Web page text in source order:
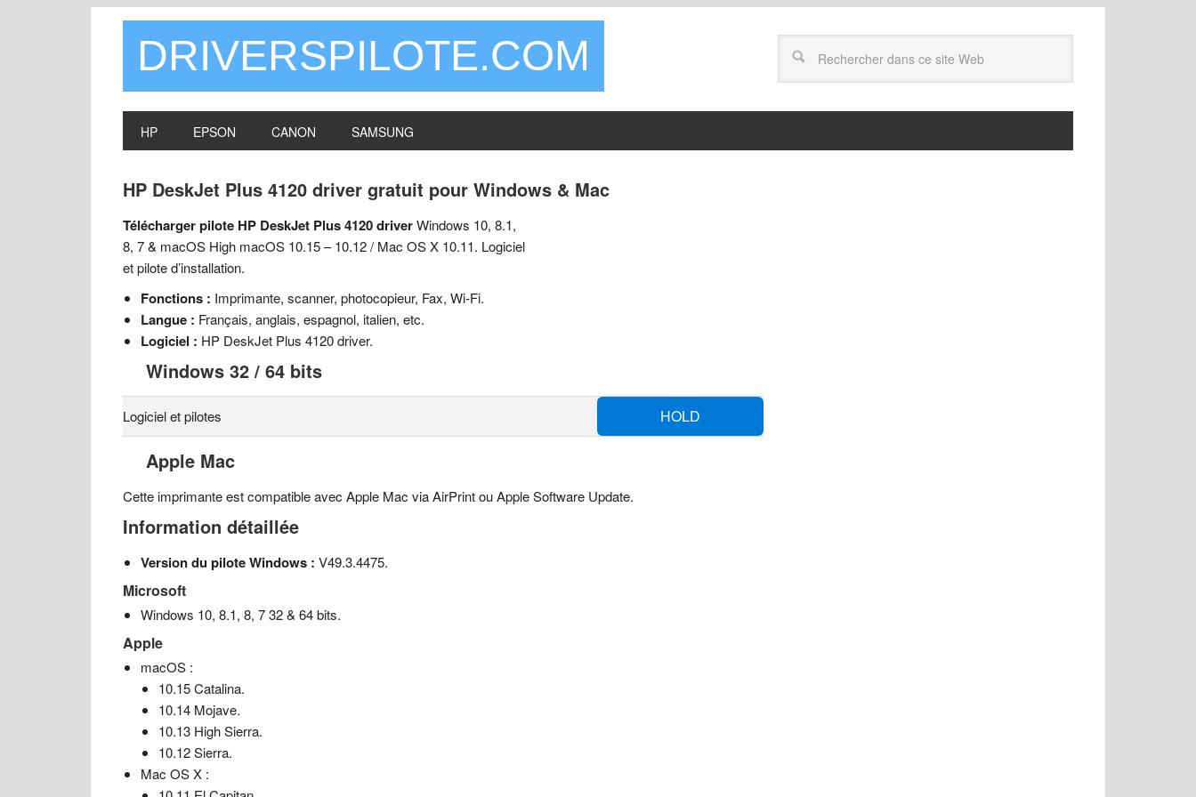
DRIVERSPILOTE.COM
HP EPSON CANON SAMSUNG
HP DeskJet Plus 4120 driver gratuit pour Windows & Mac
Télécharger pilote HP DeskJet Plus 4120 driverWindows 10, 8.1,
8, 7 & macOS High macOS 10.15 – 10.12 / Mac OS X 10.11. Logiciel
et pilote d’installation.
Fonctions : Imprimante, scanner, photocopieur, Fax, Wi-Fi.
Langue : Français, anglais, espagnol, italien, etc.
Logiciel : HP DeskJet Plus 4120 driver.
Windows 32 / 64 bits
Logiciel et pilotes HOLD
Apple Mac
Cette imprimante est compatible avec Apple Mac via AirPrint ou Apple Software Update.
Information détaillée
Version du pilote Windows : V49.3.4475.
Microsoft
Windows 10, 8.1, 8, 7 32 & 64 bits.
Apple
macOS :
10.15 Catalina.
10.14 Mojave.
10.13 High Sierra.
10.12 Sierra.
Mac OS X :